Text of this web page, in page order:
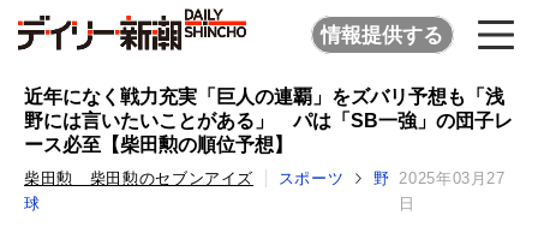
情報提供する
近年になく戦力充実「巨人の連覇」をズバリ予想も「浅
野には言いたいことがある」 パは「SB一強」の団子レ
ース必至【柴田勲の順位予想】
柴田勲 柴田勲のセブンアイズ スポーツ
野
球
2025年03月27
日